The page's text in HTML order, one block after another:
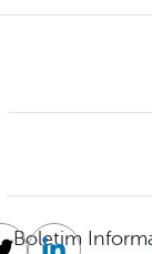
Boletim